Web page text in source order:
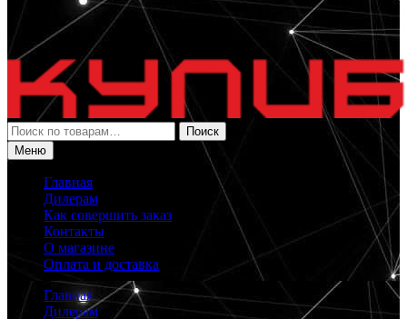
Искать:
Поиск
Меню
Главная
Дилерам
Как совершить заказ
Контакты
О магазине
Оплата и доставка
Главная
Дилерам